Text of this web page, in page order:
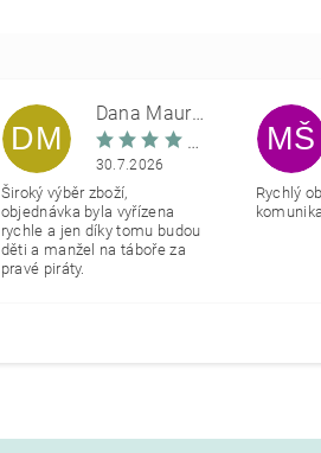
DM
Dana Maurerová
30.7.2026
Široký výběr zboží,
objednávka byla vyřízena
rychle a jen díky tomu budou
děti a manžel na táboře za
pravé piráty.
MŠ
Rychlý